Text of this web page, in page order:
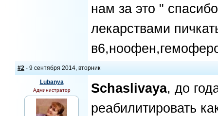
нам за это "
лекарствами
#2 - 9 сентября 2014, вторник
Lubanya
Администратор Schaslivaya, до
реабилитировать